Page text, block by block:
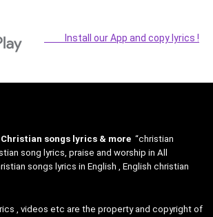
Install our App and copy lyrics !
Christian songs lyrics & more “christian
song lyrics, praise and worship in All
songs lyrics in English , English christian
, videos etc are the property and copyright of